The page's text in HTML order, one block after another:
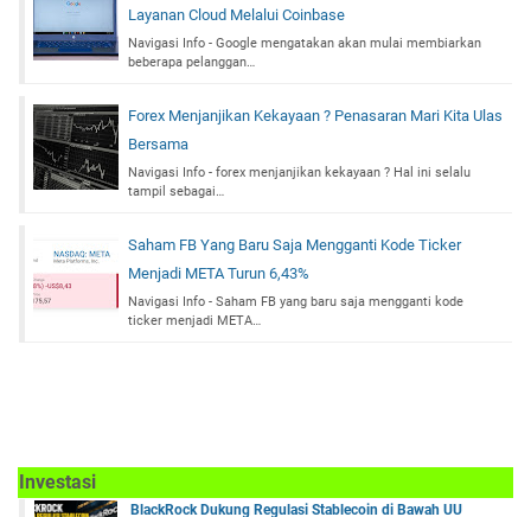
Layanan Cloud Melalui Coinbase
Navigasi Info - Google mengatakan akan mulai membiarkan
beberapa pelanggan…
Forex Menjanjikan Kekayaan ? Penasaran Mari Kita Ulas
Bersama
Navigasi Info - forex menjanjikan kekayaan ? Hal ini selalu
tampil sebagai…
Saham FB Yang Baru Saja Mengganti Kode Ticker
Menjadi META Turun 6,43%
Navigasi Info - Saham FB yang baru saja mengganti kode
ticker menjadi META…
Investasi
BlackRock Dukung Regulasi Stablecoin di Bawah UU